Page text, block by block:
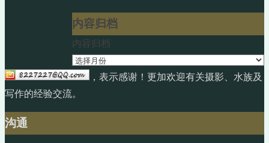
内容归档
内容归档
，表示感谢！更加欢迎有关摄影、水族及
写作的经验交流。
沟通